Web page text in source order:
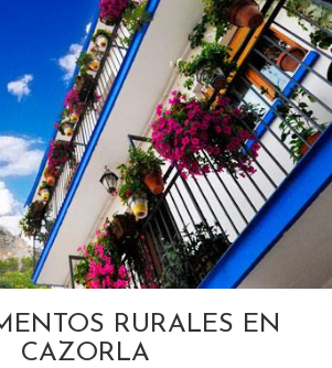
RURALES EN
CAZORLA